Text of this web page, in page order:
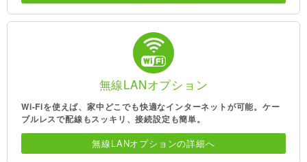
無線LANオプション
Wi-Fiを使えば、家中どこでも快適なインターネットが可能。ケー
ブルレスで配線もスッキリ、接続設定も簡単。
無線LANオプションの詳細へ